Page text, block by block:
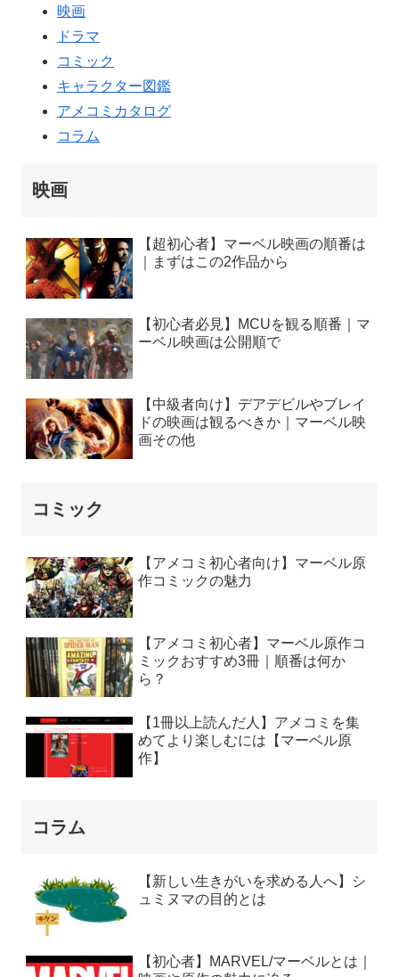
映画
ドラマ
コミック
キャラクター図鑑
アメコミカタログ
コラム
映画
【超初心者】マーベル映画の順番は
｜まずはこの2作品から
【初心者必見】MCUを観る順番｜マ
ーベル映画は公開順で
【中級者向け】デアデビルやブレイ
ドの映画は観るべきか｜マーベル映
画その他
コミック
【アメコミ初心者向け】マーベル原
作コミックの魅力
【アメコミ初心者】マーベル原作コ
ミックおすすめ3冊｜順番は何か
ら？
【1冊以上読んだ人】アメコミを集
めてより楽しむには【マーベル原
作】
コラム
【新しい生きがいを求める人へ】シ
ュミヌマの目的とは
【初心者】MARVEL/マーベルとは｜